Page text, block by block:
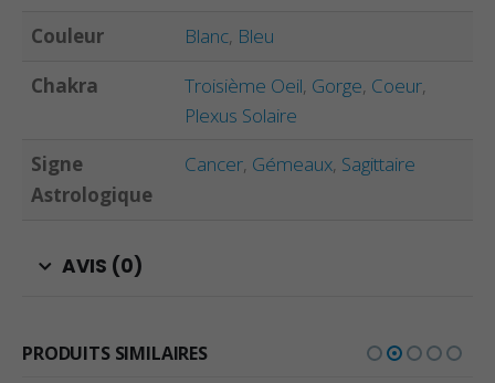
Couleur
Blanc, Bleu
Chakra
Troisième Oeil, Gorge, Coeur,
Plexus Solaire
Signe
Astrologique
Cancer, Gémeaux, Sagittaire
AVIS (0)
PRODUITS SIMILAIRES